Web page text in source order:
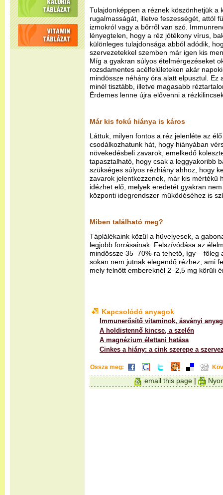
Tulajdonképpen a réznek köszönhetjük a
rugalmasságát, illetve feszességét, attól
izmokról vagy a bőrről van szó.
lényegtelen, hogy a réz jótékony vírus,
különleges tulajdonsága abból adódik,
szervezetekkel szemben már igen kis
Míg a gyakran súlyos ételmérgezéseket
rozsdamentes acélfelületeken akár
mindössze néhány óra alatt elpusztul. Ez
minél tisztább, illetve magasabb
Érdemes lenne újra elővenni a
Már kis fokú hiánya is káros
Láttuk, milyen fontos a réz jelenléte az
csodálkozhatunk hát, hogy hiányában
növekedésbeli zavarok, emelkedő
tapasztalható, hogy csak a leggyakoribb
szükséges súlyos rézhiány ahhoz, hogy
zavarok jelentkezzenek, már kis mértékű
idézhet elő, melyek eredetét gyakran
központi idegrendszer működéséhez is
Miben található meg?
Táplálékaink közül a hüvelyesek, a
legjobb forrásainak. Felszívódása az
mindössze 35–70%-ra tehető, így – főleg
sokan nem jutnak elegendő rézhez, ami
mely felnőtt embereknél 2–2,5 mg körüli
Kapcsolódó anyagok
Immunerősítő vitaminok, ásványi
A holdistennő kincse, a szelén
A magnézium élettani hatása
Cinkes a hiány: a cink szerepe a
Ossza meg:
email this page |